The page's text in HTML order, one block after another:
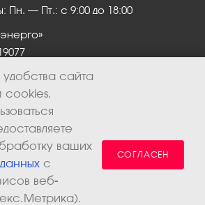
Пн. – Пт.: с 9:00 до 18:00
сайта
cookies.
ваших
с
веб-
СОГЛАСЕН